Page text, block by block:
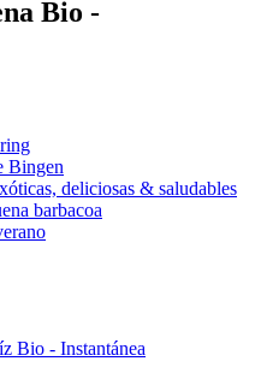
Bio -
Bingen
deliciosas & saludables
barbacoa
Bio - Instantánea